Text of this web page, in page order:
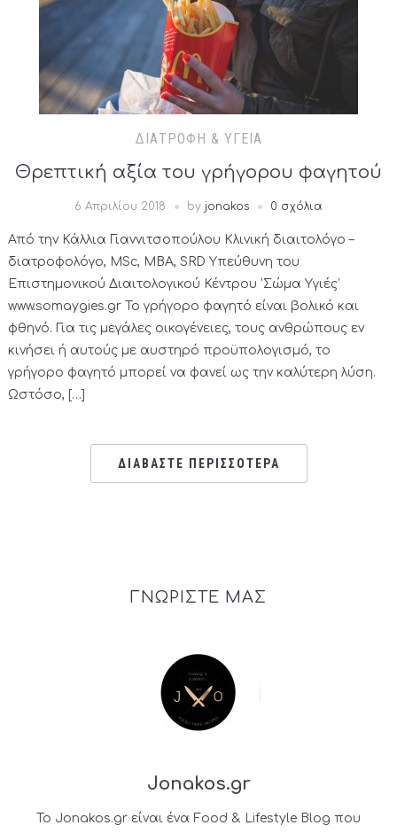
ΔΙΑΤΡΟΦΉ & ΥΓΕΊΑ
Θρεπτική αξία του γρήγορου φαγητού
6 Απριλίου 2018 by jonakos 0 σχόλια
Από την Κάλλια Γιαννιτσοπούλου Κλινική διαιτολόγο –
διατροφολόγο, MSc, MBA, SRD Yπεύθυνη του
Επιστημονικού Διαιτολογικού Κέντρου ‘Σώμα Υγιές’
www.somaygies.gr Το γρήγορο φαγητό είναι βολικό και
φθηνό. Για τις μεγάλες οικογένειες, τους ανθρώπους εν
κινήσει ή αυτούς με αυστηρό προϋπολογισμό, το
γρήγορο φαγητό μπορεί να φανεί ως την καλύτερη λύση.
Ωστόσο, […]
ΔΙΑΒΑΣΤΕ ΠΕΡΙΣΣΟΤΕΡΑ
ΓΝΩΡΙΣΤΕ ΜΑΣ
Jonakos.gr
Το Jonakos.gr είναι ένα Food & Lifestyle Blog που